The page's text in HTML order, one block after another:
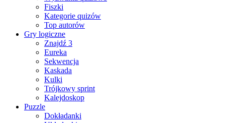
Fiszki
Kategorie quizów
Top autorów
Gry logiczne
Znajdź 3
Eureka
Sekwencja
Kaskada
Kulki
Trójkowy sprint
Kalejdoskop
Puzzle
Dokładanki